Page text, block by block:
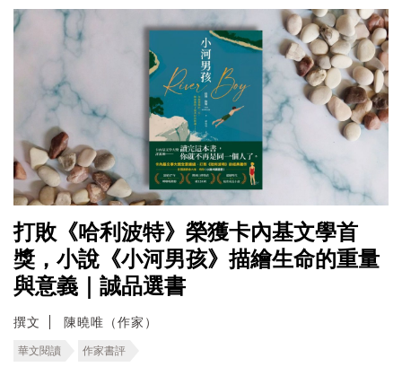
打敗《哈利波特》榮獲卡內基文學首
獎，小說《小河男孩》描繪生命的重量
與意義｜誠品選書
撰文 陳曉唯（作家）
華文閱讀 作家書評